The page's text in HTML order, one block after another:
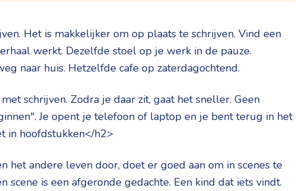
Het is makkelijker om op plaats te schrijven. Vind een
werkt. Dezelfde stoel op je werk in de pauze.
naar huis. Hetzelfde cafe op zaterdagochtend.
schrijven. Zodra je daar zit, gaat het sneller. Geen
Je opent je telefoon of laptop en je bent terug in het
in hoofdstukken</h2>
het andere leven door, doet er goed aan om in scenes te
scene is een afgeronde gedachte. Een kind dat iets vindt.